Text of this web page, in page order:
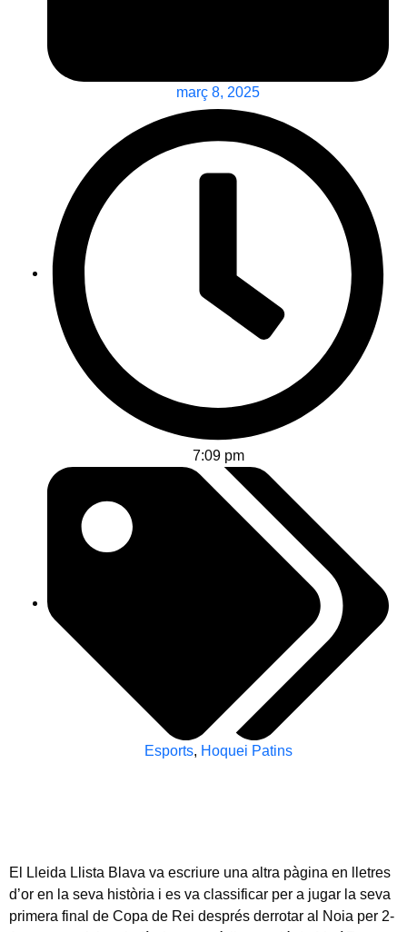
març 8, 2025
7:09 pm
Esports, Hoquei Patins
El Lleida Llista Blava va escriure una altra pàgina en lletres
d’or en la seva història i es va classificar per a jugar la seva
primera final de Copa de Rei després derrotar al Noia per 2-